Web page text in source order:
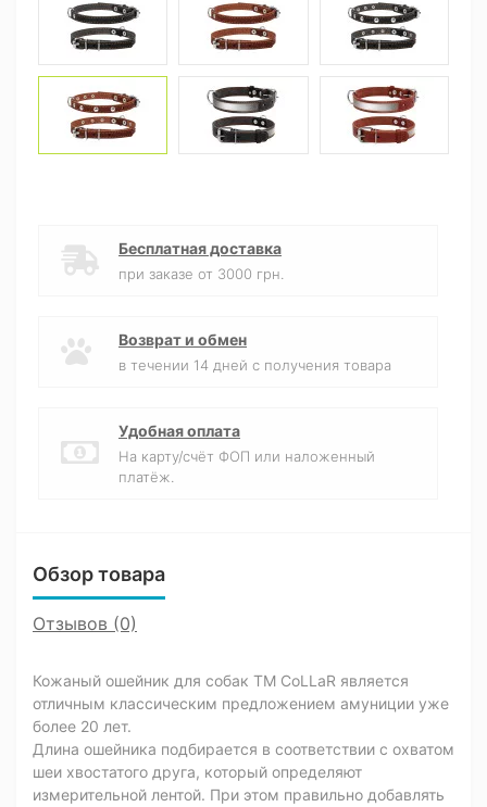
Бесплатная доставка
при заказе от 3000 грн.
Возврат и обмен
в течении 14 дней с получения товара
Удобная оплата
На карту/счёт ФОП или наложенный
платёж.
Обзор товара
Отзывов (0)
Кожаный ошейник для собак ТМ CoLLaR является
отличным классическим предложением амуниции уже
более 20 лет.
Длина ошейника подбирается в соответствии с охватом
шеи хвостатого друга, который определяют
измерительной лентой. При этом правильно добавлять